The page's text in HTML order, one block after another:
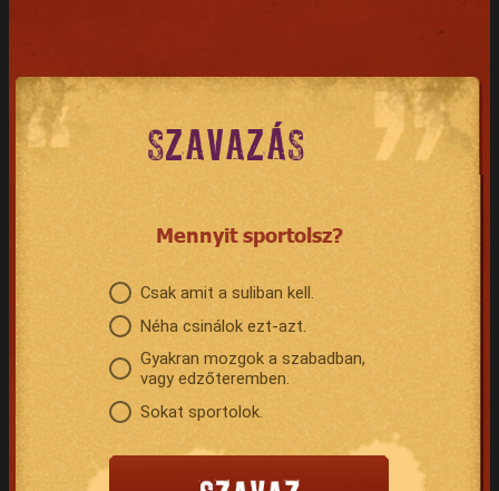
SZAVAZÁS
Mennyit sportolsz?
Csak amit a suliban kell.
Néha csinálok ezt-azt.
Gyakran mozgok a szabadban,
vagy edzőteremben.
Sokat sportolok.